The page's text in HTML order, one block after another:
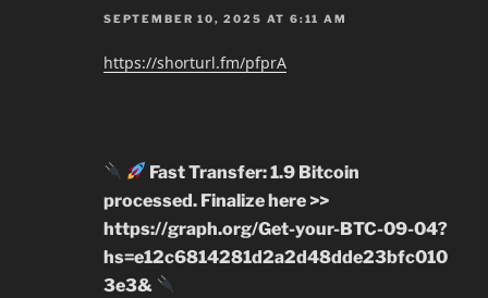
SEPTEMBER 10, 2025 AT 6:11 AM
https://shorturl.fm/pfprA
Fast Transfer: 1.9 Bitcoin
processed. Finalize here >>
https://graph.org/Get-your-BTC-09-04?
hs=e12c6814281d2a2d48dde23bfc010
3e3&